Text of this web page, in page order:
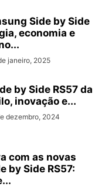
Side by Side
economia e
janeiro, 2025
by Side RS57 da
inovação e...
dezembro, 2024
com as novas
by Side RS57: